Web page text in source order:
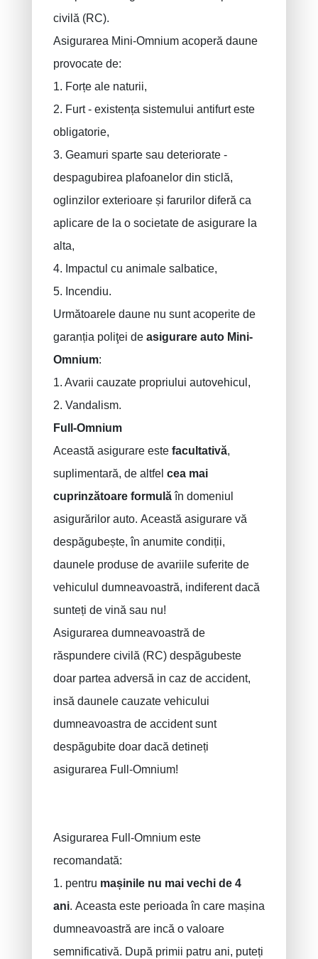
civilă (RC).
Asigurarea Mini-Omnium acoperă daune
provocate de:
1. Forțe ale naturii,
2. Furt - existența sistemului antifurt este
obligatorie,
3. Geamuri sparte sau deteriorate -
despagubirea plafoanelor din sticlă,
oglinzilor exterioare și farurilor diferă ca
aplicare de la o societate de asigurare la
alta,
4. Impactul cu animale salbatice,
5. Incendiu.
Următoarele daune nu sunt acoperite de
garanția poliţei de asigurare auto Mini-
Omnium:
1. Avarii cauzate propriului autovehicul,
2. Vandalism.
Full-Omnium
Această asigurare este facultativă,
suplimentară, de altfel cea mai
cuprinzătoare formulăîn domeniul
asigurărilor auto. Această asigurare vă
despăgubește, în anumite condiții,
daunele produse de avariile suferite de
vehiculul dumneavoastră, indiferent dacă
sunteți de vină sau nu!
Asigurarea dumneavoastră de
răspundere civilă (RC) despăgubeste
doar partea adversă in caz de accident,
insă daunele cauzate vehicului
dumneavoastra de accident sunt
despăgubite doar dacă detineți
asigurarea Full-Omnium!
Asigurarea Full-Omnium este
recomandată:
1. pentru mașinile nu mai vechi de 4
ani. Aceasta este perioada în care mașina
dumneavoastră are incă o valoare
semnificativă. După primii patru ani, puteți